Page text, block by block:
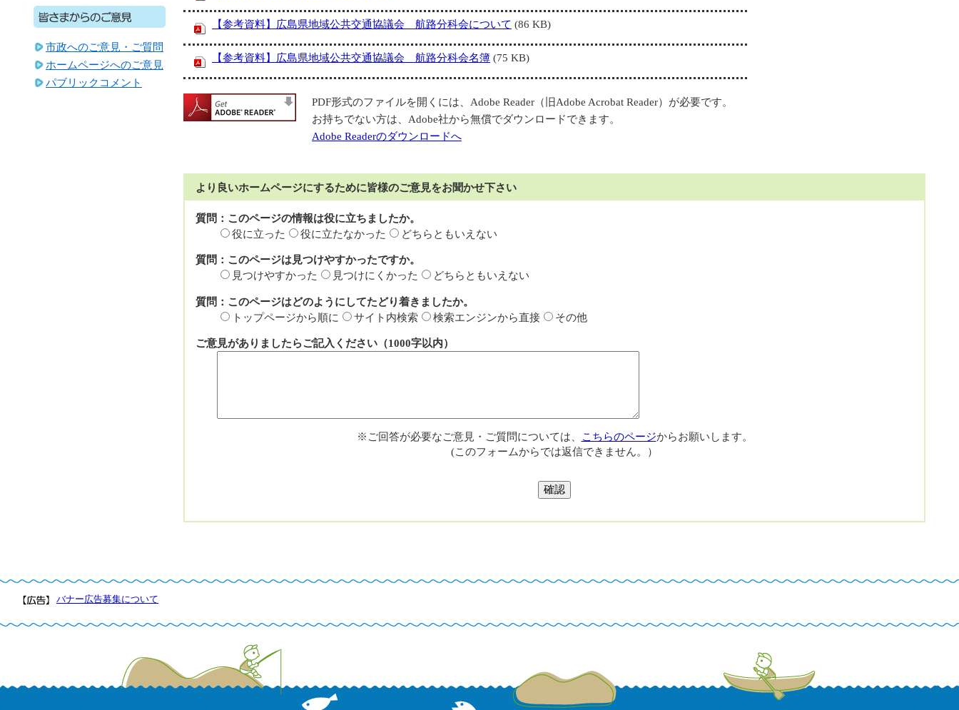
【参考資料】広島県地域公共交通協議会 航路分科会について (86 KB)
【参考資料】広島県地域公共交通協議会 航路分科会名簿 (75 KB)
PDF形式のファイルを開くには、Adobe Reader（旧Adobe Acrobat Reader）が必要です。
お持ちでない方は、Adobe社から無償でダウンロードできます。
Adobe Readerのダウンロードへ
より良いホームページにするために皆様のご意見をお聞かせ下さい
質問：このページの情報は役に立ちましたか。
役に立った
役に立たなかった どちらともいえない
質問：このページは見つけやすかったですか。
見つけやすかった
見つけにくかった どちらともいえない
質問：このページはどのようにしてたどり着きましたか。
トップページから順に
サイト内検索 検索エンジンから直接 その他
ご意見がありましたらご記入ください（1000字以内）
※ご回答が必要なご意見・ご質問については、 こちらのページからお願いします。
(このフォームからでは返信できません。）
市政へのご意見・ご質問
ホームページへのご意見
パブリックコメント
バナー広告募集について